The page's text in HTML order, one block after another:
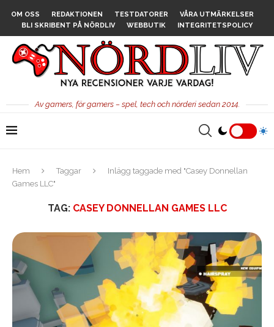
OM OSS REDAKTIONEN TESTDATORER
VÅRA UTMÄRKELSER
BLI SKRIBENT PÅ NÖRDLIV
WEBBUTIK INTEGRITETSPOLICY
Av gamers, för gamers – spel, tech och nörderi sedan 2014.
Hem Taggar
Inlägg taggade med "Casey Donnellan
Games LLC"
TAG: CASEY DONNELLAN GAMES LLC